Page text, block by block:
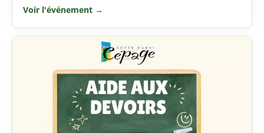
Voir l'événement →